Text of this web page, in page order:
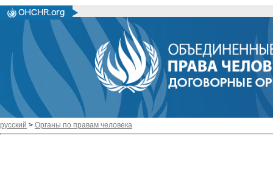
русский > Органы по правам человека